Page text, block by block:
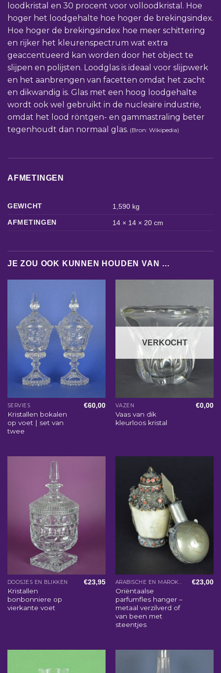
loodkristal en 30 procent voor volloodkristal. Hoe
hoger het loodgehalte hoe hoger de brekingsindex.
Hoe hoger de brekingsindex hoe meer schittering
en rijker het kleurenspectrum wat extra
geaccentueerd kan worden door het object te
slijpen en polijsten. Loodglas is ideaal voor slijpwerk
en het aanbrengen van facetten omdat het zacht
en dikwandig is. Glas met een hoog loodgehalte
wordt ook wel gebruikt in de nucleaire industrie,
omdat het lood röntgen- en gammastraling beter
tegenhoudt dan normaal glas. (Bron: Wikipedia)
AFMETINGEN
GEWICHT
1,590 kg
AFMETINGEN
14 × 14 × 20 cm
JE ZOU OOK KUNNEN HOUDEN VAN …
SERVIES
Kristallen bokalen
op voet | set van
twee
€60,00
VERKOCHT
VAZEN
Vaas van dik
kleurloos kristal
€0,00
DOOSJES EN BLIKKEN
Kristallen
bonbonniere op
vierkante voet
€23,95 ARABISCHE EN MAROKKAANSE WOONACCESSOIRES
Oriëntaalse
parfumfles hanger –
metaal verzilverd of
van been met
steentjes
€23,00